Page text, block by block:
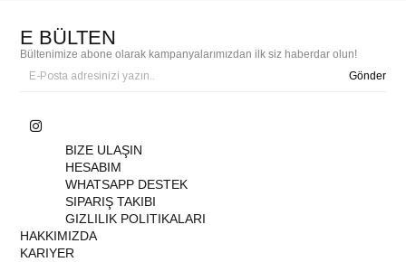
E BÜLTEN
Bültenimize abone olarak kampanyalarımızdan ilk siz haberdar olun!
Gönder
BIZE ULAŞIN
HESABIM
WHATSAPP DESTEK
SIPARIŞ TAKIBI
GIZLILIK POLITIKALARI
HAKKIMIZDA
KARIYER